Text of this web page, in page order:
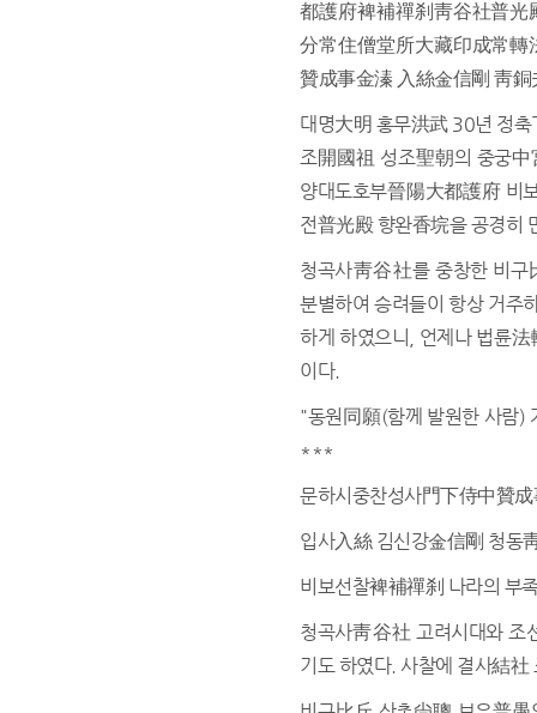
都護府裨補禪刹靑谷社普
分常住僧堂所大藏印成常
贊成事金溱 入絲金信剛 靑銅
대명大明 홍무洪武 30년 정
조開國祖 성조聖朝의 중궁
양대도호부晉陽大都護府
전普光殿 향완香垸을 공경히
청곡사靑谷社를 중창한 비
분별하여 승려들이 항상 거주
하게 하였으니, 언제나 법륜
이다.
"동원同願(함께 발원한 사람
***
문하시중찬성사門下侍中贊
입사入絲 김신강金信剛 청동
비보선찰裨補禪刹 나라의 부
청곡사靑谷社 고려시대와 조
기도 하였다. 사찰에 결사結社